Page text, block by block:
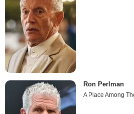
Ron Perlman
A Place Among